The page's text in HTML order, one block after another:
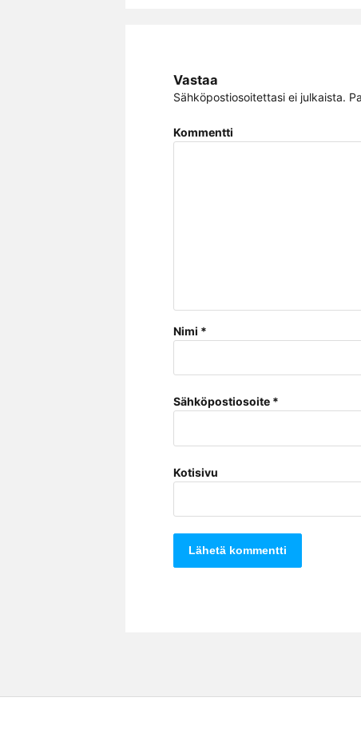
Vastaa
Sähköpostiosoitettasi ei julkaista.
Kommentti
Nimi *
Sähköpostiosoite *
Kotisivu